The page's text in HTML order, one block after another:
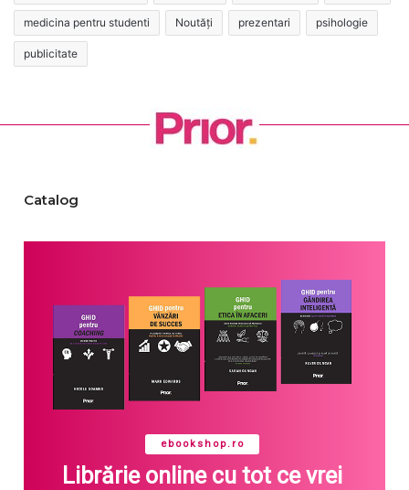
medicina pentru studenti Noutăți prezentari psihologie
publicitate
Catalog
ebookshop.ro
Librărie online cu tot ce vrei